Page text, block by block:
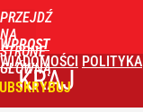
PRZEJDŹ
NA
STRONĘ
GŁÓWNĄ
WPROST
WIADOMOŚCI POLITYKA
KRAJ